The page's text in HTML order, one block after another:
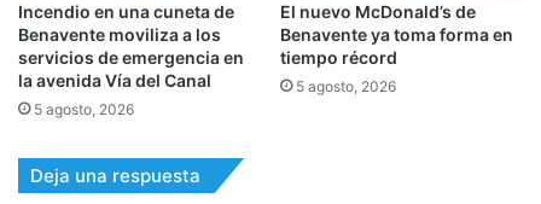
Incendio en una cuneta de
Benavente moviliza a los
servicios de emergencia en
la avenida Vía del Canal
5 agosto, 2026
El nuevo McDonald’s de
Benavente ya toma forma en
tiempo récord
5 agosto, 2026
Deja una respuesta